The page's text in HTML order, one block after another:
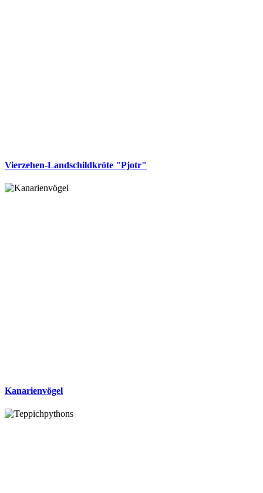
Vierzehen-Landschildkröte "Pjotr"
Kanarienvögel